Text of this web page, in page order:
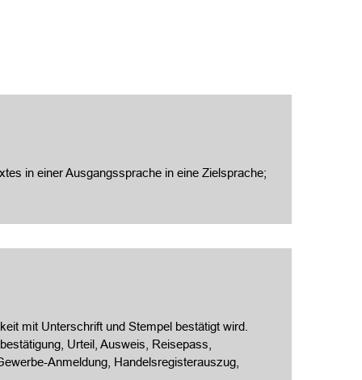
in einer Ausgangssprache in eine Zielsprache;
mit Unterschrift und Stempel bestätigt wird.
Urteil, Ausweis, Reisepass,
Anmeldung, Handelsregisterauszug,